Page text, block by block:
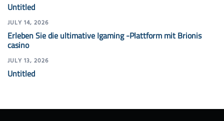
Untitled
JULY 14, 2026
Erleben Sie die ultimative Igaming -Plattform mit Brionis
casino
JULY 13, 2026
Untitled